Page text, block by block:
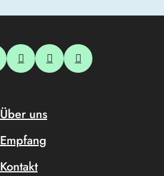
Über uns
Empfang
Kontakt